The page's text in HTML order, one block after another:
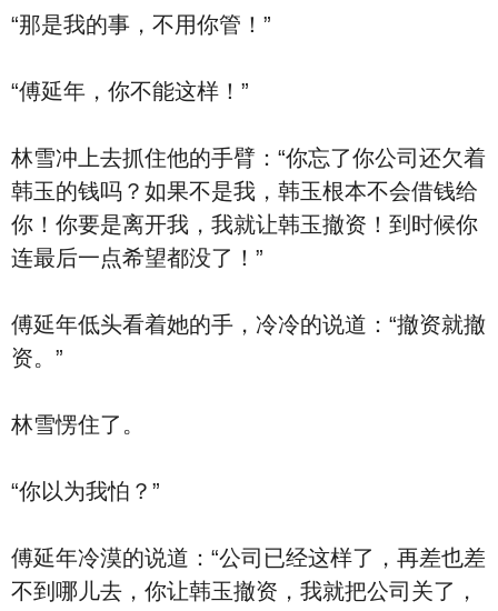
“那是我的事，不用你管！”
“傅延年，你不能这样！”
林雪冲上去抓住他的手臂：“你忘了你公司还欠着
韩玉的钱吗？如果不是我，韩玉根本不会借钱给
你！你要是离开我，我就让韩玉撤资！到时候你
连最后一点希望都没了！”
傅延年低头看着她的手，冷冷的说道：“撤资就撤
资。”
林雪愣住了。
“你以为我怕？”
傅延年冷漠的说道：“公司已经这样了，再差也差
不到哪儿去，你让韩玉撤资，我就把公司关了，